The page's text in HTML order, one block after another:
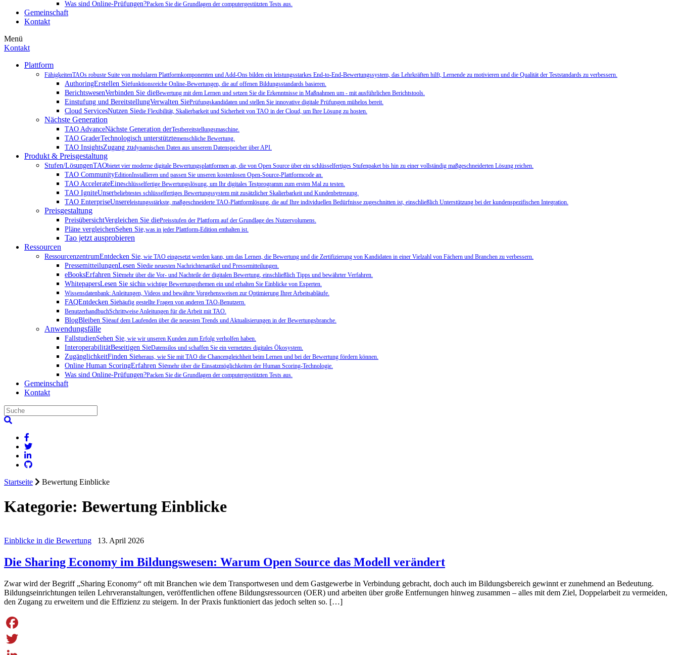
Was sind Online-Prüfungen?Packen Sie die Grundlagen der computergestützten Tests aus.
Gemeinschaft
Kontakt
Menü
Kontakt
Plattform
FähigkeitenTAOs robuste Suite von modularen Plattformkomponenten und Add-Ons bilden ein leistungsstarkes End-to-End-Bewertungssystem, das Lehrkräften hilft, Lernende zu motivieren und die Qualität der Teststandards zu verbessern.
AuthoringErstellen Siefunktionsreiche Online-Bewertungen, die auf offenen Bildungsstandards basieren.
BerichtswesenVerbinden Sie dieBewertung mit dem Lernen und setzen Sie die Erkenntnisse in Maßnahmen um - mit ausführlichen Berichtstools.
Einstufung und BereitstellungVerwalten SiePrüfungskandidaten und stellen Sie innovative digitale Prüfungen mühelos bereit.
Cloud ServicesNutzen Siedie Flexibilität, Skalierbarkeit und Sicherheit von TAO in der Cloud, um Ihre Lösung zu hosten.
Nächste Generation
TAO AdvanceNächste Generation derTestbereitstellungsmaschine.
TAO GraderTechnologisch unterstütztemenschliche Bewertung.
TAO InsightsZugang zudynamischen Daten aus unserem Datenspeicher über API.
Produkt & Preisgestaltung
Stufen/LösungenTAObietet vier moderne digitale Bewertungsplattformen an, die von Open Source über ein schlüsselfertiges Stufenpaket bis hin zu einer vollständig maßgeschneiderten Lösung reichen.
TAO CommunityEditionInstallieren und passen Sie unseren kostenlosen Open-Source-Plattformcode an.
TAO AccelerateEineschlüsselfertige Bewertungslösung, um Ihr digitales Testprogramm zum ersten Mal zu testen.
TAO IgniteUnserbeliebtestes schlüsselfertiges Bewertungssystem mit zusätzlicher Skalierbarkeit und Kundenbetreuung.
TAO EnterpriseUnsereleistungsstärkste, maßgeschneiderte TAO-Plattformlösung, die auf Ihre individuellen Bedürfnisse zugeschnitten ist, einschließlich Unterstützung bei der kundenspezifischen Integration.
Preisgestaltung
PreisübersichtVergleichen Sie diePreisstufen der Plattform auf der Grundlage des Nutzervolumens.
Pläne vergleichenSehen Sie,was in jeder Plattform-Edition enthalten ist.
Tao jetzt ausprobieren
Ressourcen
RessourcenzentrumEntdecken Sie, wie TAO eingesetzt werden kann, um das Lernen, die Bewertung und die Zertifizierung von Kandidaten in einer Vielzahl von Fächern und Branchen zu verbessern.
PressemitteilungenLesen Siedie neuesten Nachrichtenartikel und Pressemitteilungen.
eBooksErfahren Siemehr über die Vor- und Nachteile der digitalen Bewertung, einschließlich Tipps und bewährter Verfahren.
WhitepapersLesen Sie sichin wichtige Bewertungsthemen ein und erhalten Sie Einblicke von Experten.
Wissensdatenbank: Anleitungen, Videos und bewährte Vorgehensweisen zur Optimierung Ihrer Arbeitsabläufe.
FAQEntdecken Siehäufig gestellte Fragen von anderen TAO-Benutzern.
BenutzerhandbuchSchrittweise Anleitungen für die Arbeit mit TAO.
BlogBleiben Sieauf dem Laufenden über die neuesten Trends und Aktualisierungen in der Bewertungsbranche.
Anwendungsfälle
FallstudienSehen Sie, wie wir unseren Kunden zum Erfolg verholfen haben.
InteroperabilitätBeseitigen SieDatensilos und schaffen Sie ein vernetztes digitales Ökosystem.
ZugänglichkeitFinden Sieheraus, wie Sie mit TAO die Chancengleichheit beim Lernen und bei der Bewertung fördern können.
Online Human ScoringErfahren Siemehr über die Einsatzmöglichkeiten der Human Scoring-Technologie.
Was sind Online-Prüfungen?Packen Sie die Grundlagen der computergestützten Tests aus.
Gemeinschaft
Kontakt
Startseite Bewertung Einblicke
Kategorie: Bewertung Einblicke
Einblicke in die Bewertung 13. April 2026
Die Sharing Economy im Bildungswesen: Warum Open Source das Modell verändert
Zwar wird der Begriff „Sharing Economy“ oft mit Branchen wie dem Transportwesen und dem Gastgewerbe in Verbindung gebracht, doch auch im Bildungsbereich gewinnt er zunehmend an Bedeutung.
Bildungseinrichtungen teilen Lehrveranstaltungen, veröffentlichen offene Bildungsressourcen (OER) und arbeiten über große Entfernungen hinweg zusammen – alles mit dem Ziel, Doppelarbeit zu vermeiden,
den Zugang zu erweitern und die Effizienz zu steigern. In der Praxis funktioniert das jedoch selten so. […]
Facebook